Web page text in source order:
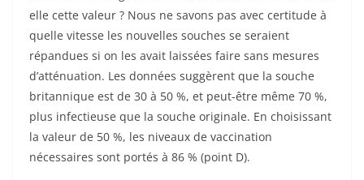
elle cette valeur ? Nous ne savons pas avec certitude à
quelle vitesse les nouvelles souches se seraient
répandues si on les avait laissées faire sans mesures
d’atténuation. Les données suggèrent que la souche
britannique est de 30 à 50 %, et peut-être même 70 %,
plus infectieuse que la souche originale. En choisissant
la valeur de 50 %, les niveaux de vaccination
nécessaires sont portés à 86 % (point D).